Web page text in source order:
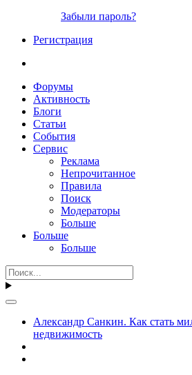
Забыли пароль?
Регистрация
Форумы
Активность
Блоги
Статьи
События
Сервис
Реклама
Непрочитанное
Правила
Поиск
Модераторы
Больше
Больше
Больше
Александр Санкин. Как стать
недвижимость